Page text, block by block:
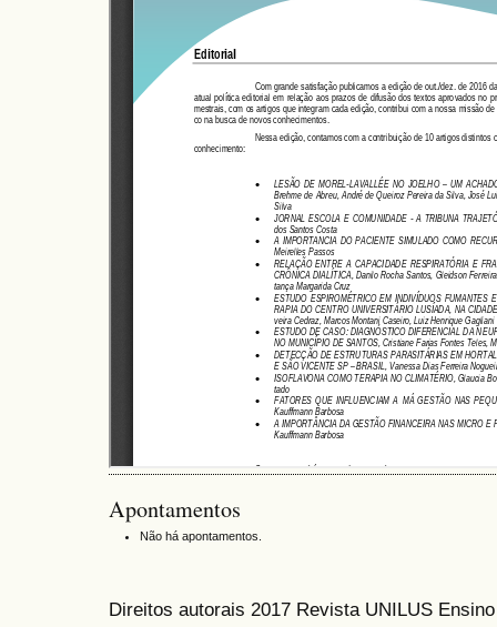
Apontamentos
Não há apontamentos.
Direitos autorais 2017 Revista UNILUS